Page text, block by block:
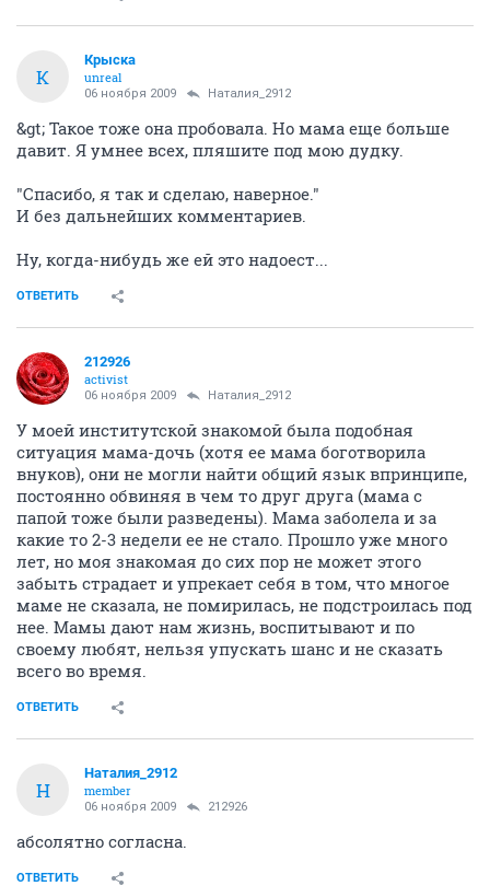
К
Крыска
unreal
06 ноября 2009 Наталия_2912
&gt; Такое тоже она пробовала. Но мама еще больше
давит. Я умнее всех, пляшите под мою дудку.
"Спасибо, я так и сделаю, наверное."
И без дальнейших комментариев.
Ну, когда-нибудь же ей это надоест...
ОТВЕТИТЬ
212926
activist
06 ноября 2009 Наталия_2912
У моей институтской знакомой была подобная
ситуация мама-дочь (хотя ее мама боготворила
внуков), они не могли найти общий язык впринципе,
постоянно обвиняя в чем то друг друга (мама с
папой тоже были разведены). Мама заболела и за
какие то 2-3 недели ее не стало. Прошло уже много
лет, но моя знакомая до сих пор не может этого
забыть страдает и упрекает себя в том, что многое
маме не сказала, не помирилась, не подстроилась под
нее. Мамы дают нам жизнь, воспитывают и по
своему любят, нельзя упускать шанс и не сказать
всего во время.
ОТВЕТИТЬ
Н
Наталия_2912
member
06 ноября 2009 212926
абсолятно согласна.
ОТВЕТИТЬ